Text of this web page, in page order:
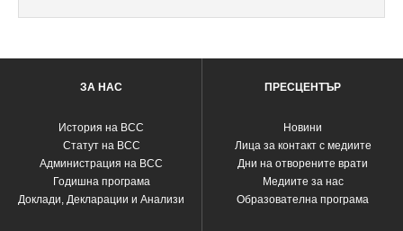
ЗА НАС
История на ВСС
Статут на ВСС
Администрация на ВСС
Годишна програма
Доклади, Декларации и Анализи
ПРЕСЦЕНТЪР
Новини
Лица за контакт с медиите
Дни на отворените врати
Медиите за нас
Образователна програма